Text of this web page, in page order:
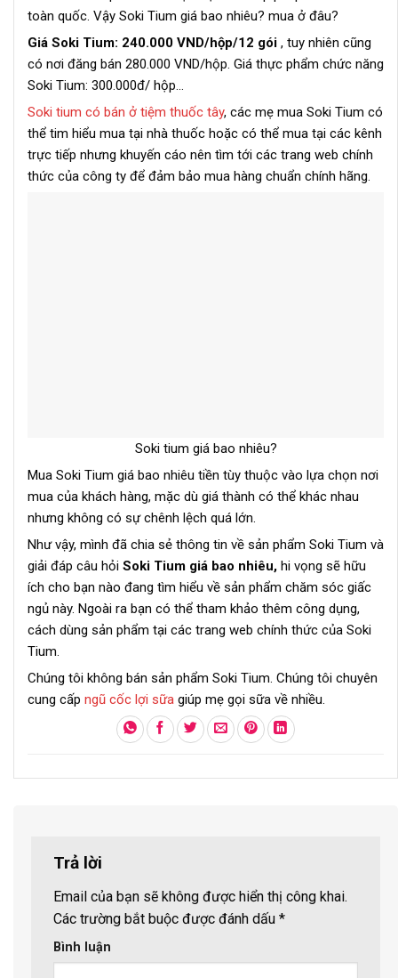
toàn quốc. Vậy Soki Tium giá bao nhiêu? mua ở đâu?
Giá Soki Tium: 240.000 VND/hộp/12 gói , tuy nhiên cũng
có nơi đăng bán 280.000 VND/hộp. Giá thực phẩm chức năng
Soki Tium: 300.000đ/ hộp…
Soki tium có bán ở tiệm thuốc tây, các mẹ mua Soki Tium có
thể tim hiểu mua tại nhà thuốc hoặc có thể mua tại các kênh
trực tiếp nhưng khuyến cáo nên tìm tới các trang web chính
thức của công ty để đảm bảo mua hàng chuẩn chính hãng.
Soki tium giá bao nhiêu?
Mua Soki Tium giá bao nhiêu tiền tùy thuộc vào lựa chọn nơi
mua của khách hàng, mặc dù giá thành có thể khác nhau
nhưng không có sự chênh lệch quá lớn.
Như vậy, mình đã chia sẻ thông tin về sản phẩm Soki Tium và
giải đáp câu hỏi Soki Tium giá bao nhiêu, hi vọng sẽ hữu
ích cho bạn nào đang tìm hiểu về sản phẩm chăm sóc giấc
ngủ này. Ngoài ra bạn có thể tham khảo thêm công dụng,
cách dùng sản phẩm tại các trang web chính thức của Soki
Tium.
Chúng tôi không bán sản phẩm Soki Tium. Chúng tôi chuyên
cung cấp ngũ cốc lợi sữa giúp mẹ gọi sữa về nhiều.
Trả lời
Email của bạn sẽ không được hiển thị công khai.
Các trường bắt buộc được đánh dấu *
Bình luận